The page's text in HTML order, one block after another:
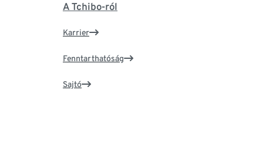
A Tchibo-ról
Karrier
Fenntarthatóság
Sajtó